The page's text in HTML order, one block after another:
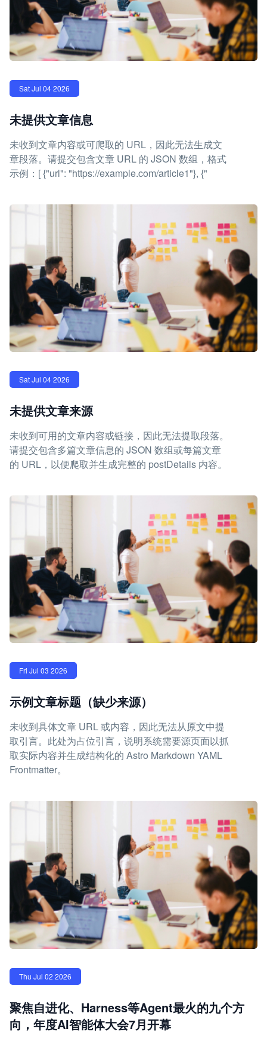
Sat Jul 04 2026
未提供文章信息
未收到文章内容或可爬取的 URL，因此无法生成文
章段落。请提交包含文章 URL 的 JSON 数组，格式
示例：[ {"url": "https://example.com/article1"}, {"
Sat Jul 04 2026
未提供文章来源
未收到可用的文章内容或链接，因此无法提取段落。
请提交包含多篇文章信息的 JSON 数组或每篇文章
的 URL，以便爬取并生成完整的 postDetails 内容。
Fri Jul 03 2026
示例文章标题（缺少来源）
未收到具体文章 URL 或内容，因此无法从原文中提
取引言。此处为占位引言，说明系统需要源页面以抓
取实际内容并生成结构化的 Astro Markdown YAML
Frontmatter。
Thu Jul 02 2026
聚焦自进化、Harness等Agent最火的九个方
向，年度AI智能体大会7月开幕